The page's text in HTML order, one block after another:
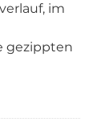
im
gezippten